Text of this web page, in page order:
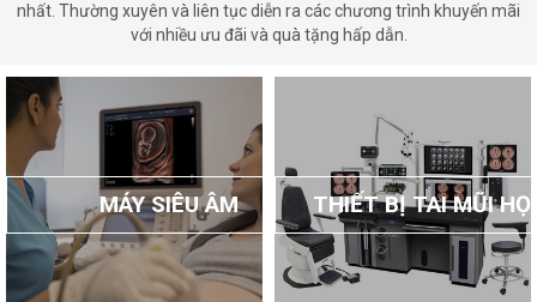
nhất. Thường xuyên và liên tục diễn ra các chương trình khuyến mãi
với nhiều ưu đãi và quà tặng hấp dẫn.
MÁY SIÊU ÂM THIẾT BỊ TAI MŨI